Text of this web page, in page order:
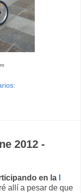
2012 -
en la
allí a pesar de que